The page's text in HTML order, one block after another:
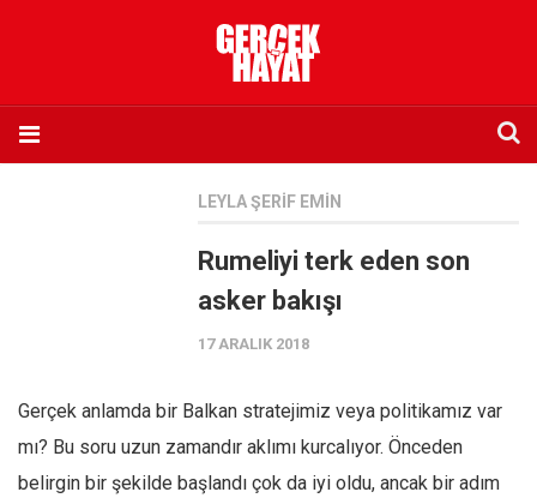
Abone olmak istiyorum
Sosyal Medya
LEYLA ŞERIF EMIN
Rumeliyi terk eden son
asker bakışı
17 ARALIK 2018
Gerçek anlamda bir Balkan stratejimiz veya politikamız var
mı? Bu soru uzun zamandır aklımı kurcalıyor. Önceden
belirgin bir şekilde başlandı çok da iyi oldu, ancak bir adım